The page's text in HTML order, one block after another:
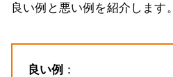
良い例と悪い例を紹介します。
良い例 ：